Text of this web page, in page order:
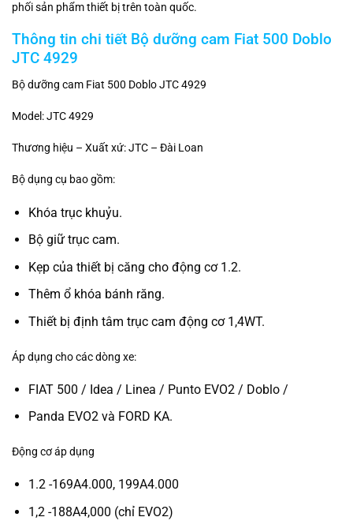
phối sản phẩm thiết bị trên toàn quốc.
Thông tin chi tiết Bộ dưỡng cam Fiat 500 Doblo
JTC 4929
Bộ dưỡng cam Fiat 500 Doblo JTC 4929
Model: JTC 4929
Thương hiệu – Xuất xứ: JTC – Đài Loan
Bộ dụng cụ bao gồm:
Khóa trục khuỷu.
Bộ giữ trục cam.
Kẹp của thiết bị căng cho động cơ 1.2.
Thêm ổ khóa bánh răng.
Thiết bị định tâm trục cam động cơ 1,4WT.
Áp dụng cho các dòng xe:
FIAT 500 / Idea / Linea / Punto EVO2 / Doblo /
Panda EVO2 và FORD KA.
Động cơ áp dụng
1.2 -169A4.000, 199A4.000
1,2 -188A4,000 (chỉ EVO2)